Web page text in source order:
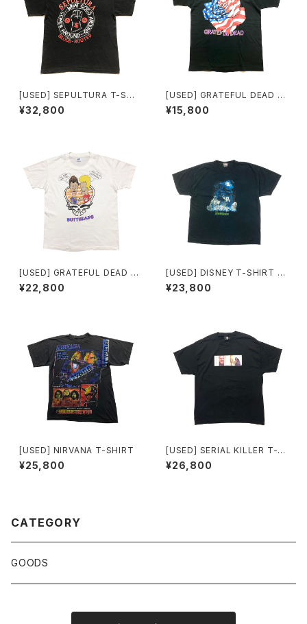
[USED] SEPULTURA T-SHI
RT BLOOD ROOTED
¥32,800
[USED] GRATEFUL DEAD T
-SHIRT Stars and Stripes R
OSE
¥15,800
[USED] GRATEFUL DEAD T
-SHIRT BUTTHEADS
¥22,800
[USED] DISNEY T-SHIRT th
e Haunted Mansion
¥23,800
[USED] NIRVANA T-SHIRT
¥25,800
[USED] SERIAL KILLER T-S
HIRT The Shining
¥26,800
CATEGORY
GOODS